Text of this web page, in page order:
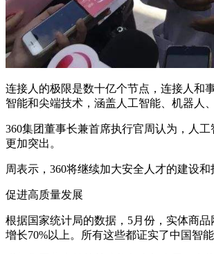
连接人的极限是数十亿个节点，连接人和
智能和尖端技术，涵盖人工智能、机器人
360集团董事长兼首席执行官周认为，人
更加突出。
周表示，360将继续加大安全人才的建设
促进高质量发展
根据国家统计局的数据，5月份，实体商
增长70%以上。所有这些都证实了中国智